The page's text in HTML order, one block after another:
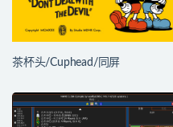
茶杯头/Cuphead/同屏